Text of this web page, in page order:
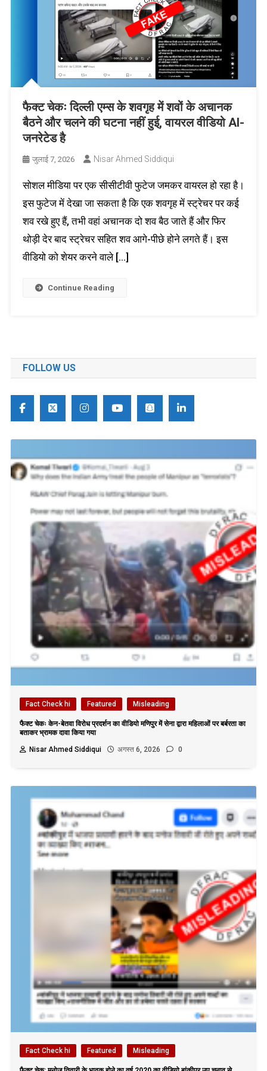
फैक्ट चेकः दिल्ली एम्स के शवगृह में शवों के अचानक
बैठने और चलने की घटना नहीं हुई, वायरल वीडियो AI-
जनरेटेड है
जुलाई 7, 2026 Nisar Ahmed Siddiqui
सोशल मीडिया पर एक सीसीटीवी फुटेज जमकर वायरल हो रहा है।
इस फुटेज में देखा जा सकता है कि एक शवगृह में स्ट्रेचर पर कई
शव रखे हुए हैं, तभी वहां अचानक दो शव बैठ जाते हैं और फिर
थोड़ी देर बाद स्ट्रेचर सहित शव आगे-पीछे होने लगते हैं। इस
वीडियो को शेयर करने वाले […]
Continue Reading
FOLLOW US
Fact Check hi Featured Misleading
फैक्ट चेकः केन-बेतवा विरोध प्रदर्शन का वीडियो मणिपुर में सेना द्वारा महिलाओं पर बर्बरता का
बताकर भ्रामक दावा किया गया
Nisar Ahmed Siddiqui
अगस्त 6, 2026 0
Fact Check hi Featured Misleading